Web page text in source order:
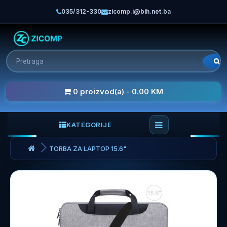
035/312-330 zicomp.i@bih.net.ba
0 proizvod(a) - 0.00 KM
KATEGORIJE
TORBA ZA LAPTOP 15.6"